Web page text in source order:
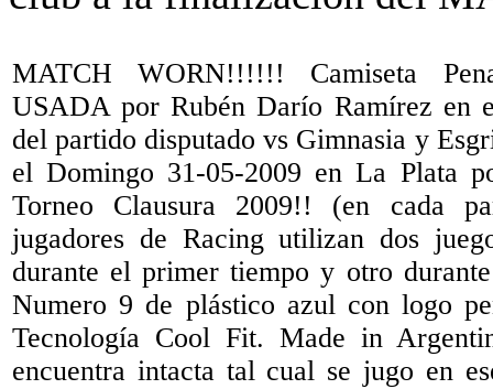
MATCH WORN!!!!!! Camiseta
USADA por Rubén Darío Ramírez en
del partido disputado vs Gimnasia y
el Domingo 31-05-2009 en La Plata
Torneo Clausura 2009!! (en cada
jugadores de Racing utilizan dos
durante el primer tiempo y otro
Numero 9 de plástico azul con logo
Tecnología Cool Fit. Made in
encuentra intacta tal cual se jugo en